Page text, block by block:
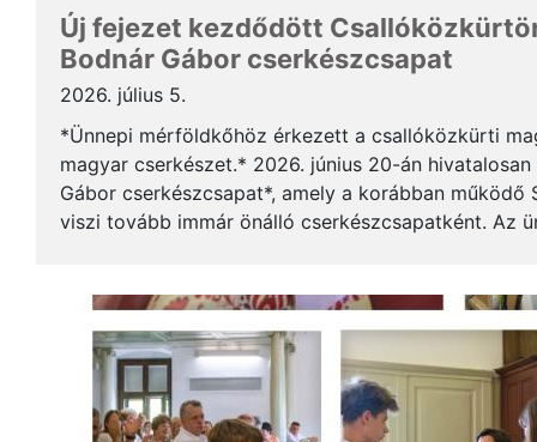
Új fejezet kezdődött
Bodnár Gábor cserkészcsapat
2026. július 5.
*Ünnepi mérföldkőhöz érkezett a csallóközkürti
magyar cserkészet.* 2026. június 20-án
Gábor cserkészcsapat*, amely a korábban működő
viszi tovább immár önálló cserkészcsapatként. Az